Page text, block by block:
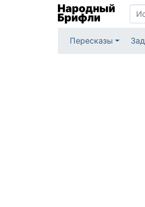
Пересказы